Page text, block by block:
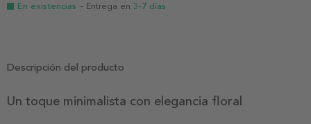
En existencias - Entrega en 3-7 días
Descripción del producto
Un toque minimalista con elegancia floral